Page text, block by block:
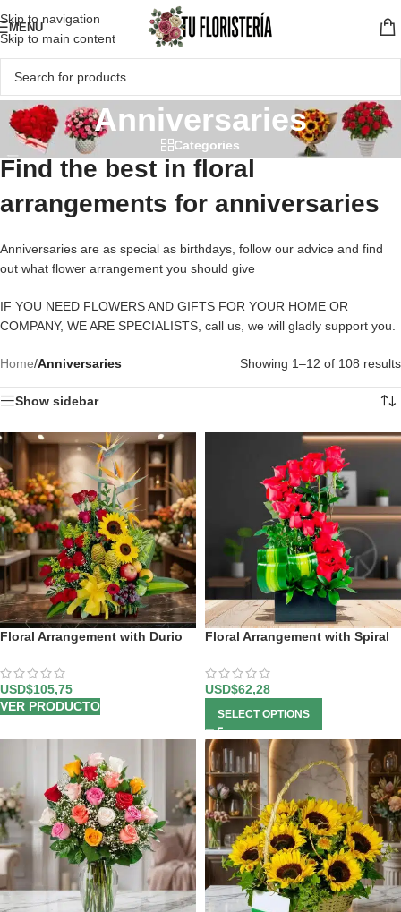
Skip to navigation
Skip to main content
MENU
Anniversaries
Categories
Find the best in floral
arrangements for anniversaries
Anniversaries are as special as birthdays, follow our advice and find
out what flower arrangement you should give
IF YOU NEED FLOWERS AND GIFTS FOR YOUR HOME OR
COMPANY, WE ARE SPECIALISTS, call us, we will gladly support you.
Home/Anniversaries Showing 1–12 of 108 results
Show sidebar
Floral Arrangement with Durio
USD$105,75
VER PRODUCTO
Floral Arrangement with Spiral
USD$62,28
SELECT OPTIONS